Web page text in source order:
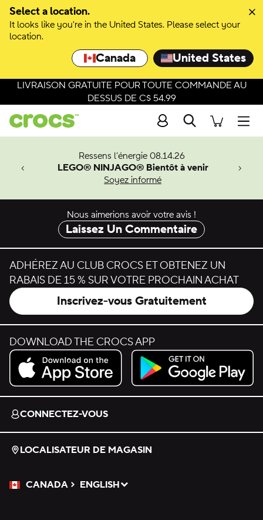
Select a location.
It looks like you're in the United States. Please select your
location.
Canada United States
Passer à la sélection de couleurs
Passer aux détails du produit
LIVRAISON GRATUITE POUR TOUTE COMMANDE AU
DESSUS DE C$ 54.99
Recherche
Ressens l’énergie 08.14.26
LEGO® NINJAGO® Bientôt à venir
Soyez informé
Man.
Nous aimerions avoir votre avis !
Laissez Un Commentaire
ADHÉREZ AU CLUB CROCS ET OBTENEZ UN
RABAIS DE 15 % SUR VOTRE PROCHAIN ACHAT
Inscrivez-vous Gratuitement
DOWNLOAD THE CROCS APP
Download on the App Store.
Get it on Google Play.
CONNECTEZ-VOUS
LOCALISATEUR DE MAGASIN
CANADA
Veuillez sélectionner une langue
ENGLISH
Sélectionné